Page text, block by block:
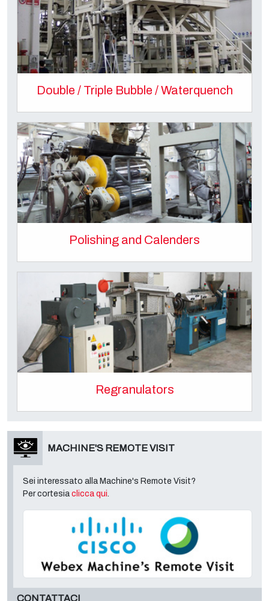
Double / Triple Bubble / Waterquench
Polishing and Calenders
Regranulators
MACHINE'S REMOTE VISIT
Sei interessato alla Machine's Remote Visit?
Per cortesia clicca qui
CONTATTACI